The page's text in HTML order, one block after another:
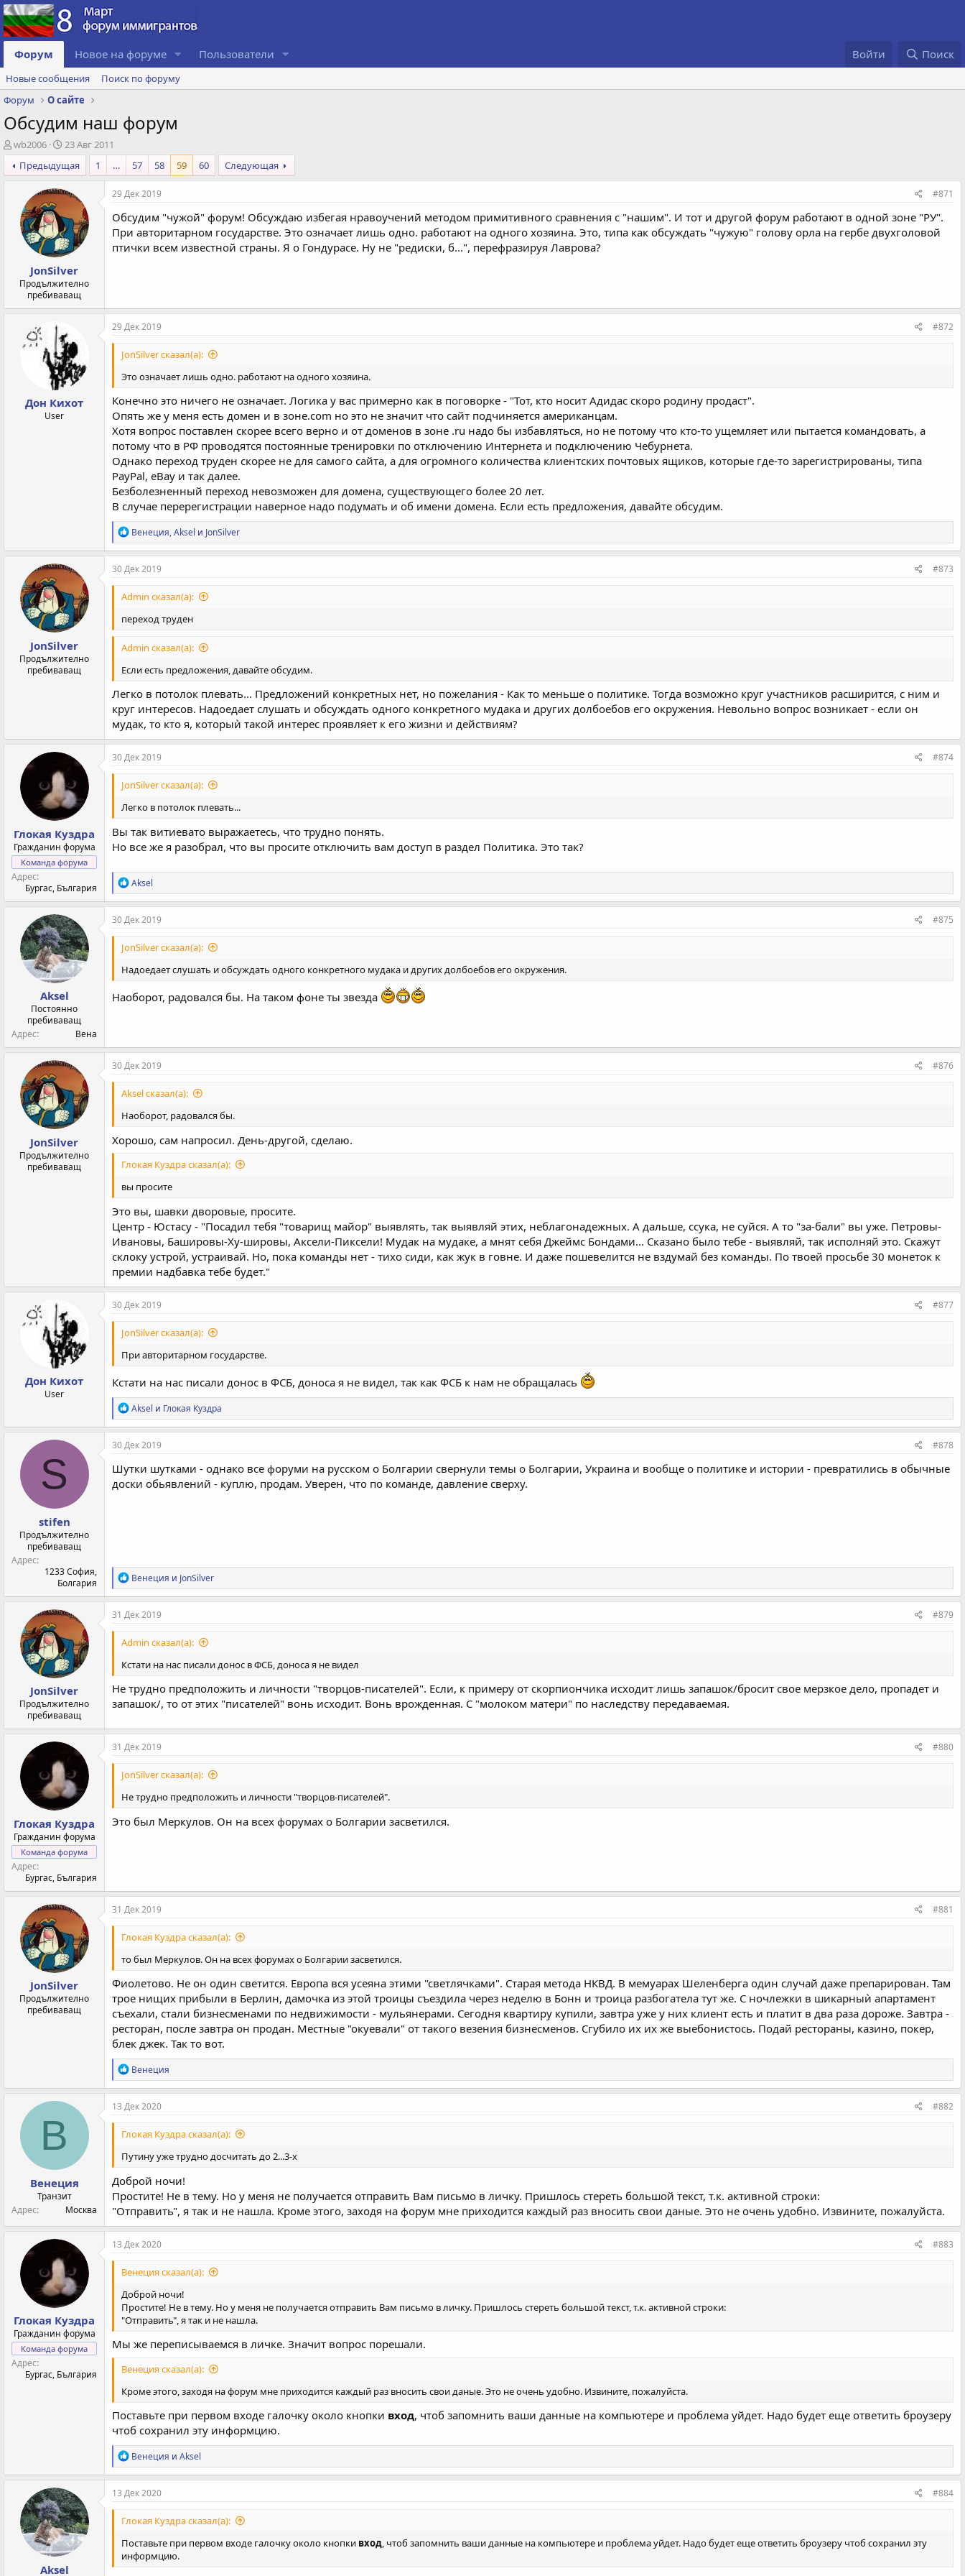
Форум Новое на форуме Пользователи Войти Поиск
Новые сообщения
Поиск по форуму
Форум
О сайте
Обсудим наш форум
А
в
т
wb2006
Д
а
т
с
з
д
а
н
и
я
23 Авг 2011
Предыдущая
1 … 57 58 59 60 Следующая
JonSilver
Продължително
пребиваващ
29 Дек 2019 #871
Обсудим "чужой" форум! Обсуждаю избегая нравоучений методом примитивного сравнения с "нашим". И тот и другой форум работают в одной зоне "РУ".
При авторитарном государстве. Это означает лишь одно. работают на одного хозяина. Это, типа как обсуждать "чужую" голову орла на гербе двухголовой
птички всем известной страны. Я о Гондурасе. Ну не "редиски, б...", перефразируя Лаврова?
Дон Кихот
User
29 Дек 2019 #872
JonSilver сказал(а):
Это означает лишь одно. работают на одного хозяина.
Конечно это ничего не означает. Логика у вас примерно как в поговорке - "Тот, кто носит Адидас скоро родину продаст".
Опять же у меня есть домен и в зоне.com но это не значит что сайт подчиняется американцам.
Хотя вопрос поставлен скорее всего верно и от доменов в зоне .ru надо бы избавляться, но не потому что кто-то ущемляет или пытается командовать, а
потому что в РФ проводятся постоянные тренировки по отключению Интернета и подключению Чебурнета.
Однако переход труден скорее не для самого сайта, а для огромного количества клиентских почтовых ящиков, которые где-то зарегистрированы, типа
PayPal, eBay и так далее.
Безболезненный переход невозможен для домена, существующего более 20 лет.
В случае перерегистрации наверное надо подумать и об имени домена. Если есть предложения, давайте обсудим.
Р
е
а
к
и
Венеция,Aksel и JonSilver
JonSilver
Продължително
пребиваващ
30 Дек 2019 #873
Admin сказал(а):
переход труден
Admin сказал(а):
Если есть предложения, давайте обсудим.
Легко в потолок плевать... Предложений конкретных нет, но пожелания - Как то меньше о политике. Тогда возможно круг участников расширится, с ним и
круг интересов. Надоедает слушать и обсуждать одного конкретного мудака и других долбоебов его окружения. Невольно вопрос возникает - если он
мудак, то кто я, которыѝ такой интерес проявляет к его жизни и действиям?
Глокая Куздра
Гражданин форума
Команда форума
Адрес
Бургас, България
30 Дек 2019 #874
JonSilver сказал(а):
Легко в потолок плевать...
Вы так витиевато выражаетесь, что трудно понять.
Но все же я разобрал, что вы просите отключить вам доступ в раздел Политика. Это так?
Р
е
а
к
и
Aksel
Aksel
Постоянно
пребиваващ
Адрес
Вена
30 Дек 2019 #875
JonSilver сказал(а):
Надоедает слушать и обсуждать одного конкретного мудака и других долбоебов его окружения.
Наоборот, радовался бы. На таком фоне ты звезда
JonSilver
Продължително
пребиваващ
30 Дек 2019 #876
Aksel сказал(а):
Наоборот, радовался бы.
Хорошо, сам напросил. День-другой, сделаю.
Глокая Куздра сказал(а):
вы просите
Это вы, шавки дворовые, просите.
Центр - Юстасу - "Посадил тебя "товарищ майор" выявлять, так выявляй этих, неблагонадежных. А дальше, ссука, не суйся. А то "за-бали" вы уже. Петровы-
Ивановы, Башировы-Ху-шировы, Аксели-Пиксели! Мудак на мудаке, а мнят себя Джеймс Бондами... Сказано было тебе - выявляй, так исполняй это. Скажут
склоку устрой, устраивай. Но, пока команды нет - тихо сиди, как жук в говне. И даже пошевелится не вздумай без команды. По твоей просьбе 30 монеток к
премии надбавка тебе будет."
Дон Кихот
User
30 Дек 2019 #877
JonSilver сказал(а):
При авторитарном государстве.
Кстати на нас писали донос в ФСБ, доноса я не видел, так как ФСБ к нам не обращалась
Р
е
а
к
и
и
:
Aksel и Глокая Куздра
S
stifen
Продължително
пребиваващ
Адрес
1233 София,
Болгария
30 Дек 2019 #878
Шутки шутками - однако все форуми на русском о Болгарии свернули темы о Болгарии, Украина и вообще о политике и истории - превратились в обычные
доски обьявлений - куплю, продам. Уверен, что по команде, давление сверху.
Р
е
а
к
и
Венеция и JonSilver
JonSilver
Продължително
пребиваващ
31 Дек 2019 #879
Admin сказал(а):
Кстати на нас писали донос в ФСБ, доноса я не видел
Не трудно предположить и личности "творцов-писателей". Если, к примеру от скорпиончика исходит лишь запашок/бросит свое мерзкое дело, пропадет и
запашок/, то от этих "писателей" вонь исходит. Вонь врожденная. С "молоком матери" по наследству передаваемая.
Глокая Куздра
Гражданин форума
Команда форума
Адрес
Бургас, България
31 Дек 2019 #880
JonSilver сказал(а):
Не трудно предположить и личности "творцов-писателей".
Это был Меркулов. Он на всех форумах о Болгарии засветился.
JonSilver
Продължително
пребиваващ
31 Дек 2019 #881
Глокая Куздра сказал(а):
то был Меркулов. Он на всех форумах о Болгарии засветился.
Фиолетово. Не он один светится. Европа вся усеяна этими "светлячками". Старая метода НКВД. В мемуарах Шеленберга один случай даже препарирован. Там
трое нищих прибыли в Берлин, дамочка из этой троицы съездила через неделю в Бонн и троица разбогатела тут же. С ночлежки в шикарныѝ апартамент
съехали, стали бизнесменами по недвижимости - мульянерами. Сегодня квартиру купили, завтра уже у них клиент есть и платит в два раза дороже. Завтра -
ресторан, после завтра он продан. Местные "окуевали" от такого везения бизнесменов. Сгубило их их же выебонистось. Подай рестораны, казино, покер,
блек джек. Так то вот.
Р
е
а
к
и
Венеция
В
Венеция
Транзит
Адрес
Москва
13 Дек 2020 #882
Глокая Куздра сказал(а):
Путину уже трудно досчитать до 2...3-х
Доброй ночи!
Простите! Не в тему. Но у меня не получается отправить Вам письмо в личку. Пришлось стереть большой текст, т.к. активной строки:
"Отправить", я так и не нашла. Кроме этого, заходя на форум мне приходится каждый раз вносить свои даные. Это не очень удобно. Извините, пожалуйста.
Глокая Куздра
Гражданин форума
Команда форума
Адрес
Бургас, България
13 Дек 2020 #883
Венеция сказал(а):
Доброй ночи!
Простите! Не в тему. Но у меня не получается отправить Вам письмо в личку. Пришлось стереть большой текст, т.к. активной строки:
"Отправить", я так и не нашла.
Мы же переписываемся в личке. Значит вопрос порешали.
Венеция сказал(а):
Кроме этого, заходя на форум мне приходится каждый раз вносить свои даные. Это не очень удобно. Извините, пожалуйста.
Поставьте при первом входе галочку около кнопки вход, чтоб запомнить ваши данные на компьютере и проблема уйдет. Надо будет еще ответить броузеру
чтоб сохранил эту информцию.
Р
е
а
к
и
Венеция и Aksel
Aksel
13 Дек 2020 #884
Глокая Куздра сказал(а):
Поставьте при первом входе галочку около кнопки вход, чтоб запомнить ваши данные на компьютере и проблема уйдет. Надо будет еще ответить броузеру чтоб сохранил эту
информцию.